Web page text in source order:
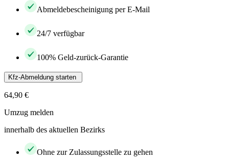
Abmeldebescheinigung per E-Mail
24/7 verfügbar
100% Geld-zurück-Garantie
Kfz-Abmeldung starten
64,90 €
Umzug melden
innerhalb des aktuellen Bezirks
Ohne zur Zulassungsstelle zu gehen